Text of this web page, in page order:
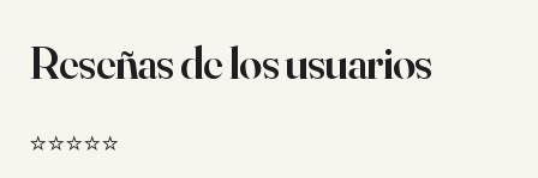
Reseñas de los usuarios
⭐⭐⭐⭐⭐